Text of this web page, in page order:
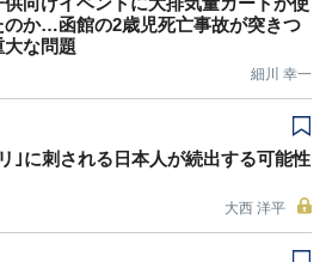
のか…函館の2歳児死亡事故が突きつ
大な問題
細川 幸一
｣に刺される日本人が続出する可能性
大西 洋平